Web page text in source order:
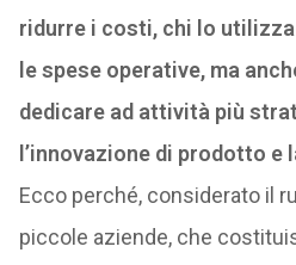
ridurre i costi, chi lo
le spese operative, ma
dedicare ad attività più
l’innovazione di prodotto
Ecco perché, considerato il
piccole aziende, che